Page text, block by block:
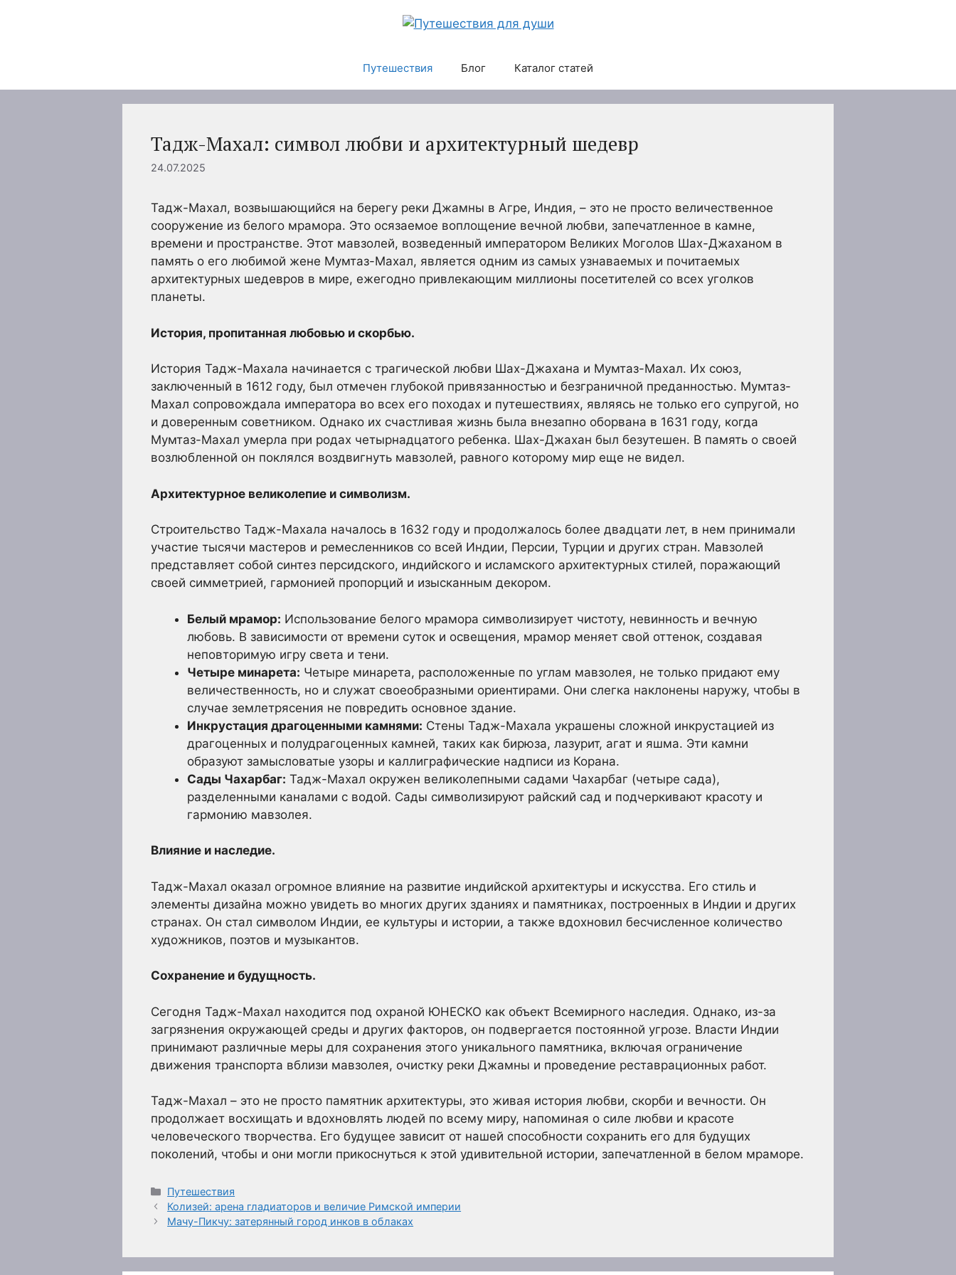
Путешествия Блог Каталог статей
Тадж-Махал: символ любви и архитектурный шедевр
24.07.2025
Тадж-Махал, возвышающийся на берегу реки Джамны в Агре, Индия, – это не просто величественное
сооружение из белого мрамора. Это осязаемое воплощение вечной любви, запечатленное в камне,
времени и пространстве. Этот мавзолей, возведенный императором Великих Моголов Шах-Джаханом в
память о его любимой жене Мумтаз-Махал, является одним из самых узнаваемых и почитаемых
архитектурных шедевров в мире, ежегодно привлекающим миллионы посетителей со всех уголков
планеты.
История, пропитанная любовью и скорбью.
История Тадж-Махала начинается с трагической любви Шах-Джахана и Мумтаз-Махал. Их союз,
заключенный в 1612 году, был отмечен глубокой привязанностью и безграничной преданностью. Мумтаз-
Махал сопровождала императора во всех его походах и путешествиях, являясь не только его супругой, но
и доверенным советником. Однако их счастливая жизнь была внезапно оборвана в 1631 году, когда
Мумтаз-Махал умерла при родах четырнадцатого ребенка. Шах-Джахан был безутешен. В память о своей
возлюбленной он поклялся воздвигнуть мавзолей, равного которому мир еще не видел.
Архитектурное великолепие и символизм.
Строительство Тадж-Махала началось в 1632 году и продолжалось более двадцати лет, в нем принимали
участие тысячи мастеров и ремесленников со всей Индии, Персии, Турции и других стран. Мавзолей
представляет собой синтез персидского, индийского и исламского архитектурных стилей, поражающий
своей симметрией, гармонией пропорций и изысканным декором.
Белый мрамор: Использование белого мрамора символизирует чистоту, невинность и вечную
любовь. В зависимости от времени суток и освещения, мрамор меняет свой оттенок, создавая
неповторимую игру света и тени.
Четыре минарета: Четыре минарета, расположенные по углам мавзолея, не только придают ему
величественность, но и служат своеобразными ориентирами. Они слегка наклонены наружу, чтобы в
случае землетрясения не повредить основное здание.
Инкрустация драгоценными камнями: Стены Тадж-Махала украшены сложной инкрустацией из
драгоценных и полудрагоценных камней, таких как бирюза, лазурит, агат и яшма. Эти камни
образуют замысловатые узоры и каллиграфические надписи из Корана.
Сады Чахарбаг: Тадж-Махал окружен великолепными садами Чахарбаг (четыре сада),
разделенными каналами с водой. Сады символизируют райский сад и подчеркивают красоту и
гармонию мавзолея.
Влияние и наследие.
Тадж-Махал оказал огромное влияние на развитие индийской архитектуры и искусства. Его стиль и
элементы дизайна можно увидеть во многих других зданиях и памятниках, построенных в Индии и других
странах. Он стал символом Индии, ее культуры и истории, а также вдохновил бесчисленное количество
художников, поэтов и музыкантов.
Сохранение и будущность.
Сегодня Тадж-Махал находится под охраной ЮНЕСКО как объект Всемирного наследия. Однако, из-за
загрязнения окружающей среды и других факторов, он подвергается постоянной угрозе. Власти Индии
принимают различные меры для сохранения этого уникального памятника, включая ограничение
движения транспорта вблизи мавзолея, очистку реки Джамны и проведение реставрационных работ.
Тадж-Махал – это не просто памятник архитектуры, это живая история любви, скорби и вечности. Он
продолжает восхищать и вдохновлять людей по всему миру, напоминая о силе любви и красоте
человеческого творчества. Его будущее зависит от нашей способности сохранить его для будущих
поколений, чтобы и они могли прикоснуться к этой удивительной истории, запечатленной в белом мраморе.
Рубрики
Путешествия
Колизей: арена гладиаторов и величие Римской империи
Мачу-Пикчу: затерянный город инков в облаках